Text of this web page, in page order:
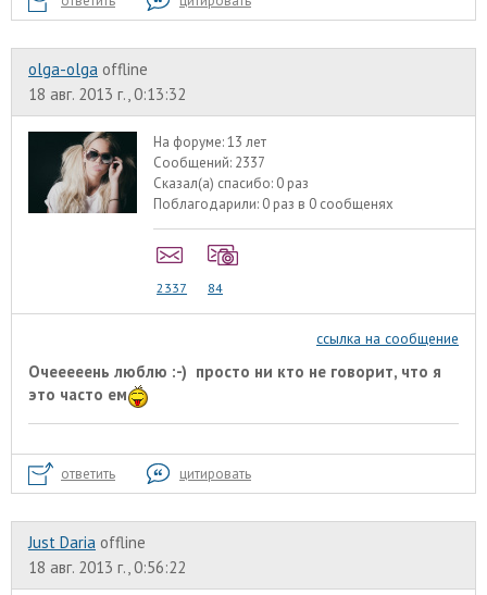
olga-olga offline
18 авг. 2013 г., 0:13:32
На форуме:13 лет
Сообщений: 2337
Сказал(а) спасибо: 0 раз
Поблагодарили: 0 раз в 0 сообщенях
2337 84
ссылка на сообщение
Очееееень люблю :-) просто ни кто не говорит, что я
это часто ем
ответить цитировать
Just Daria offline
18 авг. 2013 г., 0:56:22